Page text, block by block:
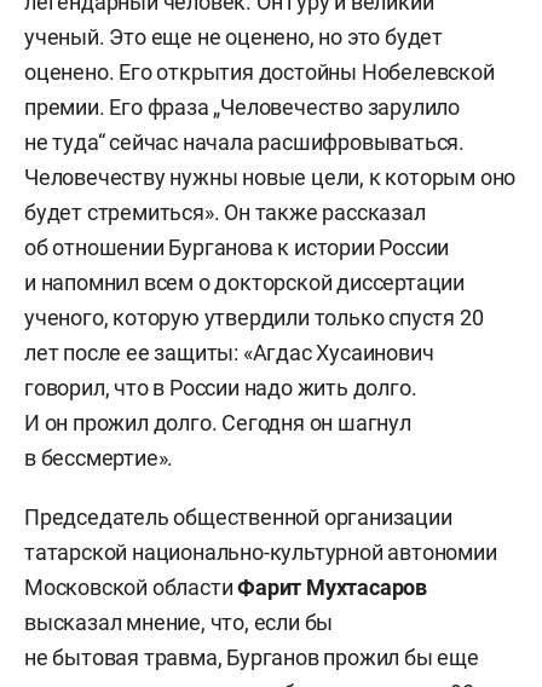
ученый. Это еще не оценено, но это будет
оценено. Его открытия достойны Нобелевской
премии. Его фраза „Человечество зарулило
не туда“ сейчас начала расшифровываться.
Человечеству нужны новые цели, к которым оно
будет стремиться». Он также рассказал
об отношении Бурганова к истории России
и напомнил всем о докторской диссертации
ученого, которую утвердили только спустя 20
лет после ее защиты: «Агдас Хусаинович
говорил, что в России надо жить долго.
И он прожил долго. Сегодня он шагнул
в бессмертие».
Председатель общественной организации
татарской национально-культурной автономии
Московской областиФарит Мухтасаров
высказал мнение, что, если бы
не бытовая травма, Бурганов прожил бы еще